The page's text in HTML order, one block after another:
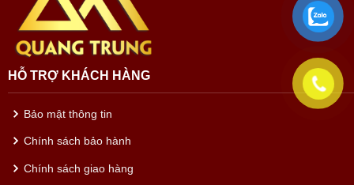
HỖ TRỢ KHÁCH HÀNG
Bảo mật thông tin
Chính sách bảo hành
Chính sách giao hàng